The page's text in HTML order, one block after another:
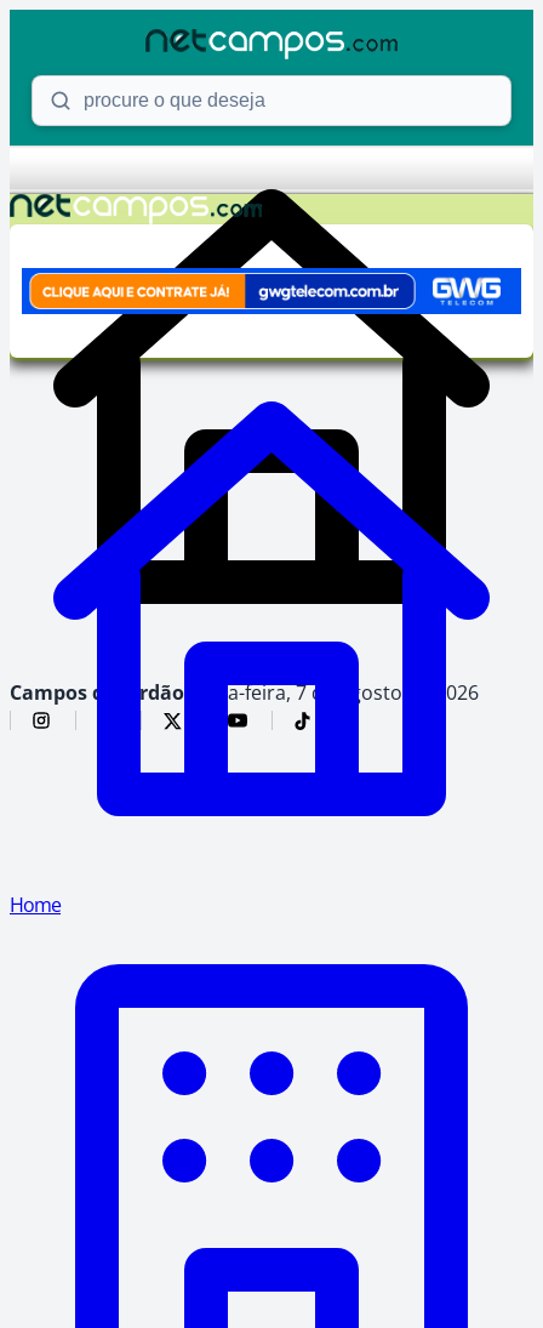
Procure o que deseja
Campos do Jordão, sexta-feira, 7 de agosto de 2026
Home